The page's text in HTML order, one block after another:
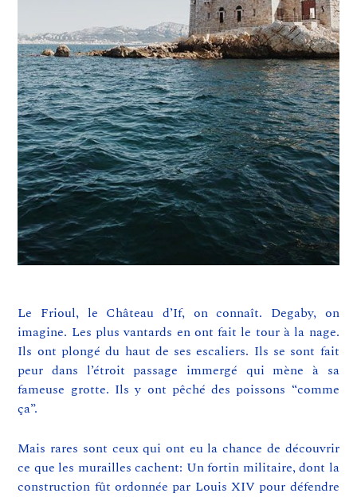
Le Frioul, le Château d’If, on connaît. Degaby, on
imagine. Les plus vantards en ont fait le tour à la nage.
Ils ont plongé du haut de ses escaliers. Ils se sont fait
peur dans l’étroit passage immergé qui mène à sa
fameuse grotte. Ils y ont pêché des poissons “comme
ça”.
Mais rares sont ceux qui ont eu la chance de découvrir
ce que les murailles cachent: Un fortin militaire, dont la
construction fût ordonnée par Louis XIV pour défendre